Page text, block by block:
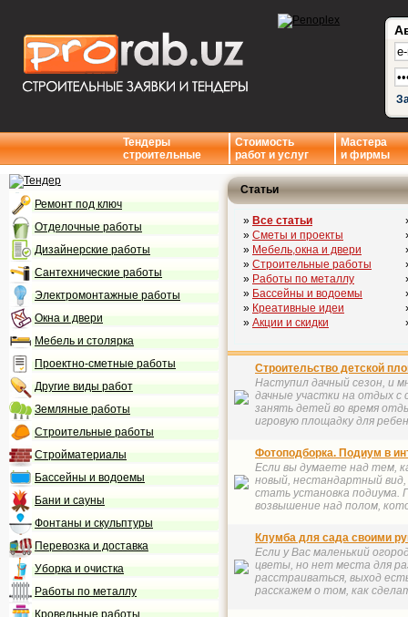
Тендеры
строительные
Стоимость
работ и услуг
Мастера
и фирмы
Ремонт под ключ
Отделочные работы
Дизайнерские работы
Сантехнические работы
Электромонтажные работы
Окна и двери
Мебель и столярка
Проектно-сметные работы
Другие виды работ
Земляные работы
Строительные работы
Стройматериалы
Бассейны и водоемы
Бани и сауны
Фонтаны и скульптуры
Перевозка и доставка
Уборка и очистка
Работы по металлу
Кровельные работы
Статьи
» Все статьи
» Сметы и проекты
» Мебель,окна и двери
» Строительные работы
» Работы по металлу
» Бассейны и водоемы
» Креативные идеи
» Акции и скидки
Строительство детской
Наступил дачный сезон, и
дачные участки на отдых с
занять детей во время
игровую площадку для
Фотоподборка. Подиум в
Если вы думаете над тем,
новый, нестандартный
стать установка подиума.
возвышение над полом,
Клумба для сада своими
Если у Вас маленький
цветы, но нет места для
расстраиваться, выход
расскажем о том, как